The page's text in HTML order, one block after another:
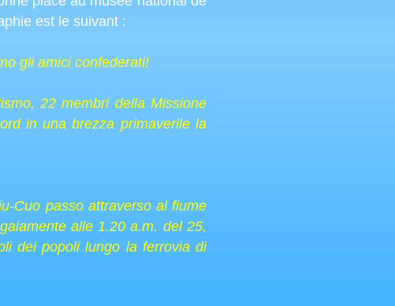
est le suivant :
gli amici confederati!
22 membri della Missione
in una brezza primaverile la
Cuo passo attraverso al fiume
alle 1.20 a.m. del 25,
dei popoli lungo la ferrovia di